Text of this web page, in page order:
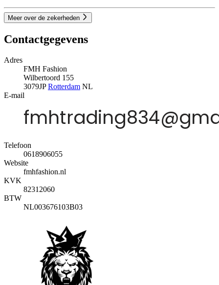
Meer over de zekerheden
Contactgegevens
Adres
FMH Fashion
Wilbertoord 155
3079JPRotterdam NL
E-mail
Telefoon
0618906055
Website
fmhfashion.nl
KVK
82312060
BTW
NL003676103B03